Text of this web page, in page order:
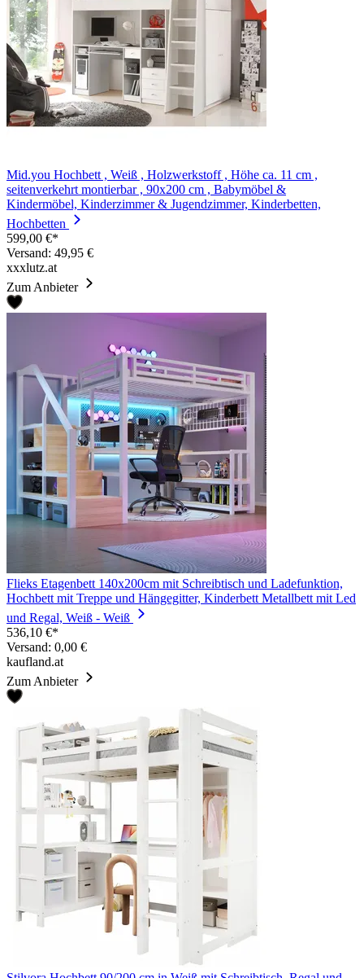
Mid.you Hochbett , Weiß , Holzwerkstoff , Höhe ca. 11 cm ,
seitenverkehrt montierbar , 90x200 cm , Babymöbel &
Kindermöbel, Kinderzimmer & Jugendzimmer, Kinderbetten,
Hochbetten
599,00 €*
Versand: 49,95 €
xxxlutz.at
Zum Anbieter
Flieks Etagenbett 140x200cm mit Schreibtisch und Ladefunktion,
Hochbett mit Treppe und Hängegitter, Kinderbett Metallbett mit Led
und Regal, Weiß - Weiß
536,10 €*
Versand: 0,00 €
kaufland.at
Zum Anbieter